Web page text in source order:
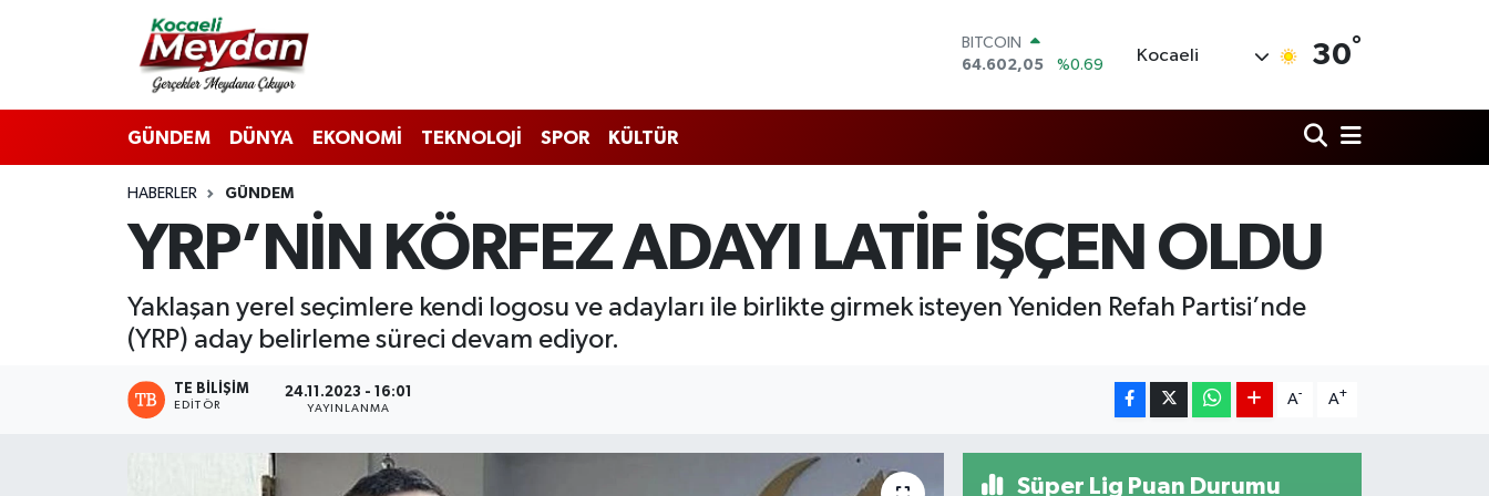
BITCOIN
64.602,05
%0.69
47,5986
%0.06
GRAM ALTIN
6518.23
%0.39
BİST100
Kocaeli 30°
GÜNDEM DÜNYA EKONOMİ TEKNOLOJİ SPOR KÜLTÜR
HABERLER GÜNDEM
YRP’NİN KÖRFEZ ADAYI LATİF İŞÇEN OLDU
​​​​​​​Yaklaşan yerel seçimlere kendi logosu ve adayları ile birlikte girmek isteyen Yeniden Refah Partisi’nde
(YRP) aday belirleme süreci devam ediyor.
TE BILIŞIM
EDITÖR
24.11.2023 - 16:01
YAYINLANMA
A- A+
Süper Lig Puan Durumu
Nöbetçi Eczaneler
Hava Durumu
Trafik Durumu
Süper Lig Puan Durumu ve Fikstür
Tüm Manşetler
Haber Arşivi